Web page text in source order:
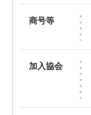
商号等
加入協会